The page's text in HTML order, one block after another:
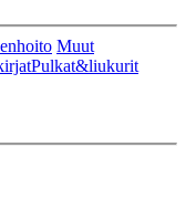
Muut
Pulkat&liukurit